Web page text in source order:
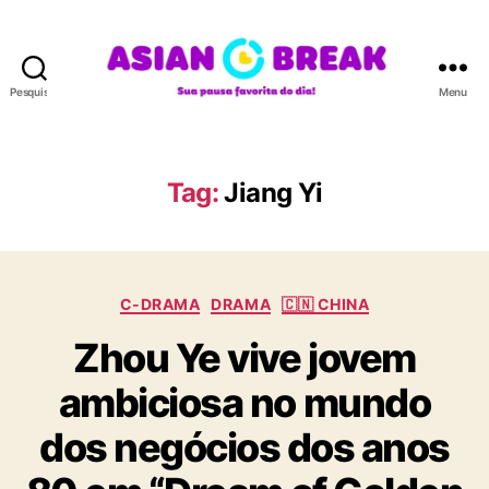
Pesquisar
A
N
R
A
Menu
Tag:Jiang Yi
C
t
e
g
o
r
i
C-DRAMA DRAMA 🇨🇳 CHINA
Zhou Ye vive jovem
ambiciosa no mundo
dos negócios dos anos